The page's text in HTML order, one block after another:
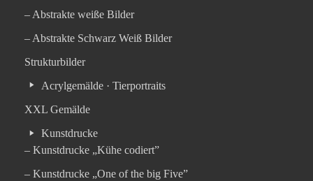
– Abstrakte weiße Bilder
– Abstrakte Schwarz Weiß Bilder
Strukturbilder
Acrylgemälde · Tierportraits
XXL Gemälde
Kunstdrucke
– Kunstdrucke „Kühe codiert”
– Kunstdrucke „One of the big Five”